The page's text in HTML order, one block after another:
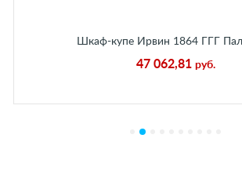
Шкаф-купе Ирвин 1864 ГГГ
47 062,81 руб.